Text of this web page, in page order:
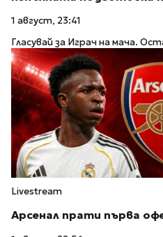
1 август, 23:41
Гласувай за Играч на мача.
Livestream
Арсенал прати първа